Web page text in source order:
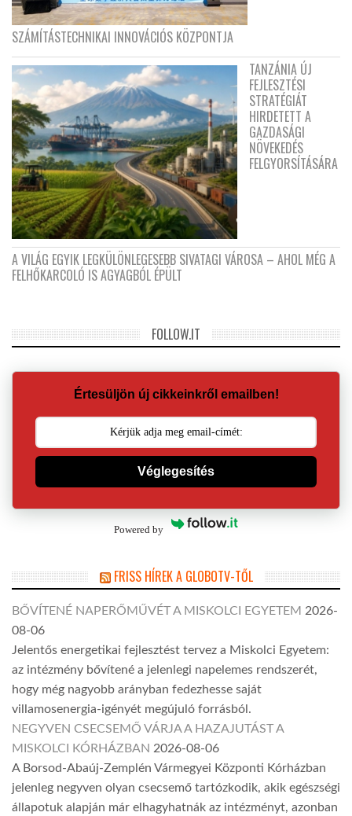
SZÁMÍTÁSTECHNIKAI INNOVÁCIÓS KÖZPONTJA
TANZÁNIA ÚJ
FEJLESZTÉSI
STRATÉGIÁT
HIRDETETT A
GAZDASÁGI
NÖVEKEDÉS
FELGYORSÍTÁSÁRA
A VILÁG EGYIK LEGKÜLÖNLEGESEBB SIVATAGI VÁROSA – AHOL MÉG A
FELHŐKARCOLÓ IS AGYAGBÓL ÉPÜLT
FOLLOW.IT
Értesüljön új cikkeinkről emailben!
Véglegesítés
Powered by
FRISS HÍREK A GLOBOTV-TŐL
BŐVÍTENÉ NAPERŐMŰVÉT A MISKOLCI EGYETEM 2026-
08-06
Jelentős energetikai fejlesztést tervez a Miskolci Egyetem:
az intézmény bővítené a jelenlegi napelemes rendszerét,
hogy még nagyobb arányban fedezhesse saját
villamosenergia-igényét megújuló forrásból.
NEGYVEN CSECSEMŐ VÁRJA A HAZAJUTÁST A
MISKOLCI KÓRHÁZBAN 2026-08-06
A Borsod-Abaúj-Zemplén Vármegyei Központi Kórházban
jelenleg negyven olyan csecsemő tartózkodik, akik egészségi
állapotuk alapján már elhagyhatnák az intézményt, azonban